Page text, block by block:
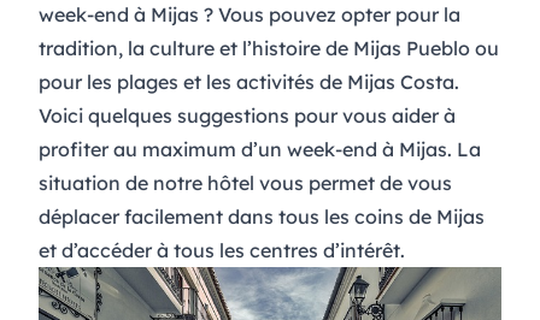
week-end à Mijas ? Vous pouvez opter pour la
tradition, la culture et l’histoire de Mijas Pueblo ou
pour les plages et les activités de Mijas Costa.
Voici quelques suggestions pour vous aider à
profiter au maximum d’un week-end à Mijas. La
situation de notre hôtel vous permet de vous
déplacer facilement dans tous les coins de Mijas
et d’accéder à tous les centres d’intérêt.